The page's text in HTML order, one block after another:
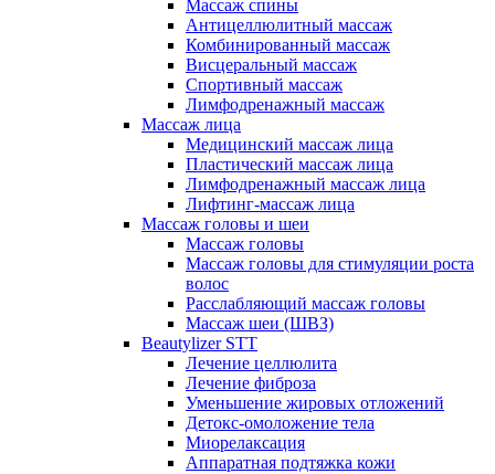
Массаж спины
Антицеллюлитный массаж
Комбинированный массаж
Висцеральный массаж
Спортивный массаж
Лимфодренажный массаж
Массаж лица
Медицинский массаж лица
Пластический массаж лица
Лимфодренажный массаж лица
Лифтинг-массаж лица
Массаж головы и шеи
Массаж головы
Массаж головы для стимуляции роста
волос
Расслабляющий массаж головы
Массаж шеи (ШВЗ)
Beautylizer STT
Лечение целлюлита
Лечение фиброза
Уменьшение жировых отложений
Детокс-омоложение тела
Миорелаксация
Аппаратная подтяжка кожи